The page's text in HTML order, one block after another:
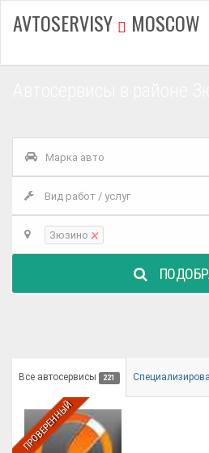
AVTOSERVISY MOSCOW
Марка авто
Вид работ / услуг
Зюзино ×
Все автосервисы 221
ПРОВЕРЕННЫЙ